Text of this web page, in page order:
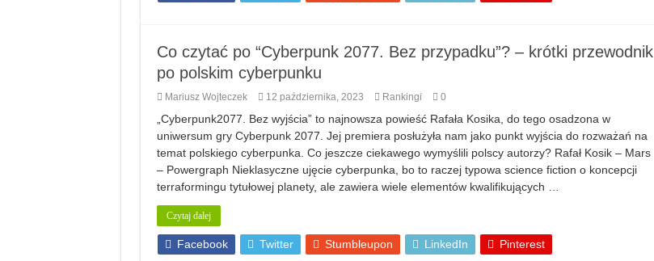
Co czytać po “Cyberpunk 2077. Bez przypadku”? – krótki przewodnik
po polskim cyberpunku
Mariusz Wojteczek 12 października, 2023 Rankingi 0
„Cyberpunk2077. Bez wyjścia” to najnowsza powieść Rafała Kosika, do tego osadzona w
uniwersum gry Cyberpunk 2077. Jej premiera posłużyła nam jako punkt wyjścia do rozważań na
temat polskiego cyberpunka. Co jeszcze ciekawego wymyślili polscy autorzy? Rafał Kosik – Mars
– Powergraph Nieklasyczne ujęcie cyberpunka, bo to raczej typowa science fiction o koncepcji
terraformingu tytułowej planety, ale zawiera wiele elementów kwalifikujących …
Czytaj dalej
Facebook Twitter Stumbleupon LinkedIn Pinterest